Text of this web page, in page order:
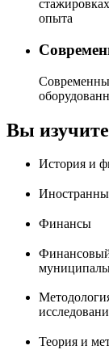
опыта
Вы изучите
История и
Финансы
Теория и